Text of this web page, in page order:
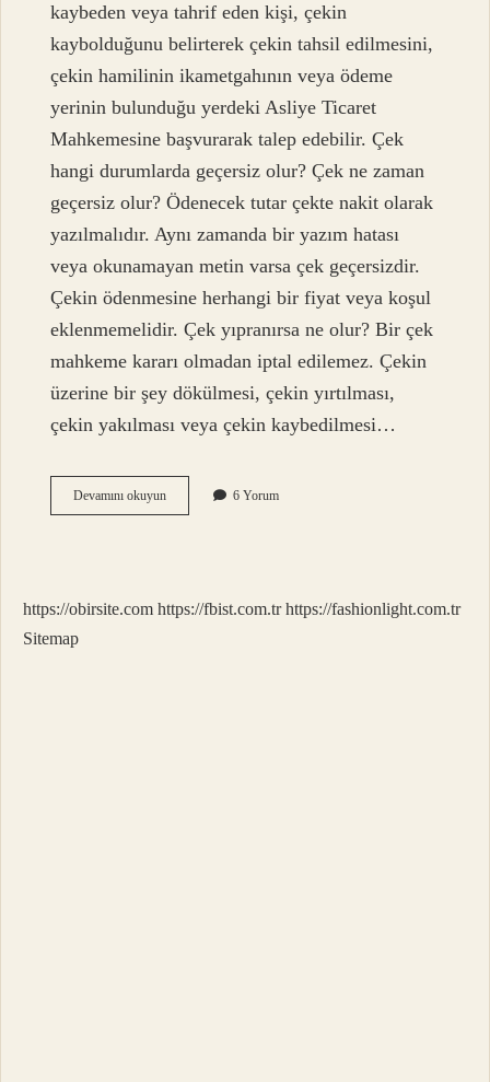
kaybeden veya tahrif eden kişi, çekin
kaybolduğunu belirterek çekin tahsil edilmesini,
çekin hamilinin ikametgahının veya ödeme
yerinin bulunduğu yerdeki Asliye Ticaret
Mahkemesine başvurarak talep edebilir. Çek
hangi durumlarda geçersiz olur? Çek ne zaman
geçersiz olur? Ödenecek tutar çekte nakit olarak
yazılmalıdır. Aynı zamanda bir yazım hatası
veya okunamayan metin varsa çek geçersizdir.
Çekin ödenmesine herhangi bir fiyat veya koşul
eklenmemelidir. Çek yıpranırsa ne olur? Bir çek
mahkeme kararı olmadan iptal edilemez. Çekin
üzerine bir şey dökülmesi, çekin yırtılması,
çekin yakılması veya çekin kaybedilmesi…
Devamını okuyunÇek
Yıkanırsa
6 Yorum
https://obirsite.com https://fbist.com.tr https://fashionlight.com.tr
Sitemap